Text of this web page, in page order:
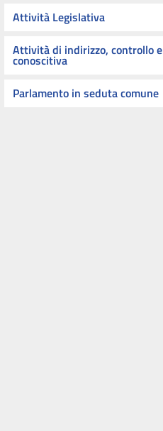
Attività Legislativa
Attività di indirizzo, controllo e
conoscitiva
Parlamento in seduta comune